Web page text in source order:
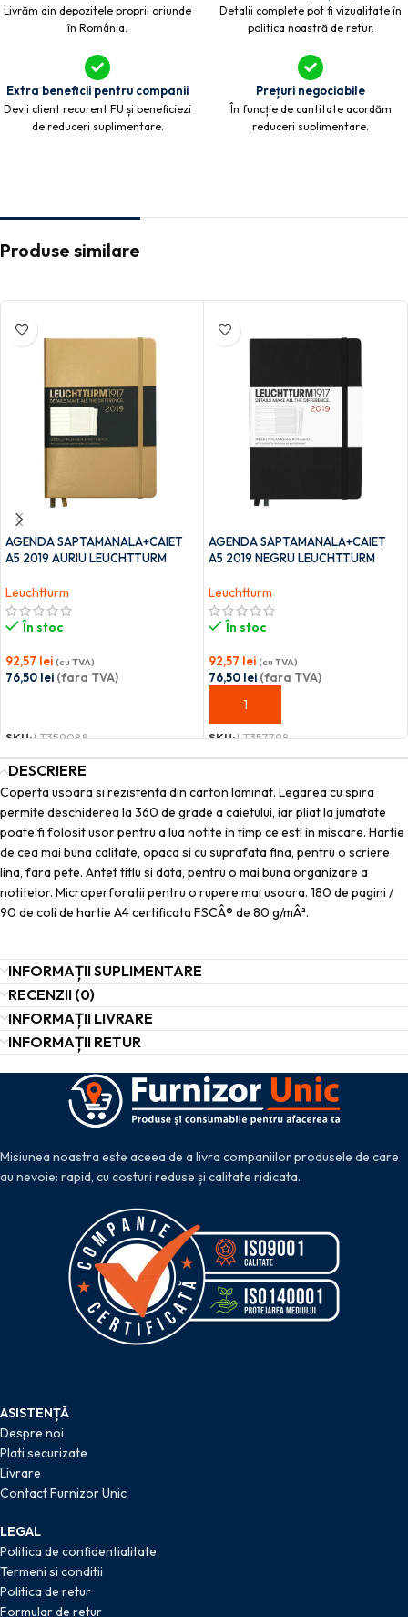
Livrăm din depozitele proprii oriunde
în România.
Detalii complete pot fi vizualitate în
politica noastră de retur.
Extra beneficii pentru companii
Devii client recurent FU și beneficiezi
de reduceri suplimentare.
Prețuri negociabile
În funcție de cantitate acordăm
reduceri suplimentare.
Produse similare
AGENDA SAPTAMANALA+CAIET
A5 2019 AURIU LEUCHTTURM
Leuchtturm
În stoc
92,57 lei (cu TVA)
76,50 lei (fara TVA)
SKU:LT359088
AGENDA SAPTAMANALA+CAIET
A5 2019 NEGRU LEUCHTTURM
Leuchtturm
În stoc
92,57 lei (cu TVA)
76,50 lei (fara TVA)
ADAUGĂ ÎN COȘ
SKU:LT357798
DESCRIERE
Coperta usoara si rezistenta din carton laminat. Legarea cu spira
permite deschiderea la 360 de grade a caietului, iar pliat la jumatate
poate fi folosit usor pentru a lua notite in timp ce esti in miscare. Hartie
de cea mai buna calitate, opaca si cu suprafata fina, pentru o scriere
lina, fara pete. Antet titlu si data, pentru o mai buna organizare a
notitelor. Microperforatii pentru o rupere mai usoara. 180 de pagini /
90 de coli de hartie A4 certificata FSCÂ® de 80 g/mÂ².
INFORMAȚII SUPLIMENTARE
RECENZII (0)
INFORMAȚII LIVRARE
INFORMAȚII RETUR
Misiunea noastra este aceea de a livra companiilor produsele de care
au nevoie: rapid, cu costuri reduse și calitate ridicata.
ASISTENȚĂ
Despre noi
Plati securizate
Livrare
Contact Furnizor Unic
LEGAL
Politica de confidentialitate
Termeni si conditii
Politica de retur
Formular de retur